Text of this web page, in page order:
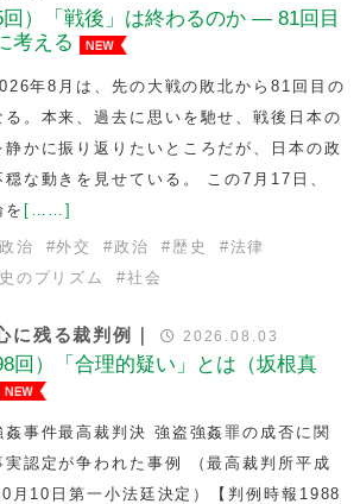
回）「戦後」は終わるのか — 81回目
考える
年8月は、先の大戦の敗北から81回目の
る。本来、過去に思いを馳せ、戦後日本の
静かに振り返りたいところだが、日本の政
穏な動きを見せている。 この7月17日、
を [……]
治 #外交 #政治 # 歴史 #法律
のプリズム #社会
に残る裁判例｜ 2026.08.03
回）「合理的疑い」とは（坂根真
姦事件最高裁判決 強盗強姦罪の成否に関
実認定が争われた事例 （最高裁判所平成
月10日第一小法廷決定）【判例時報1988